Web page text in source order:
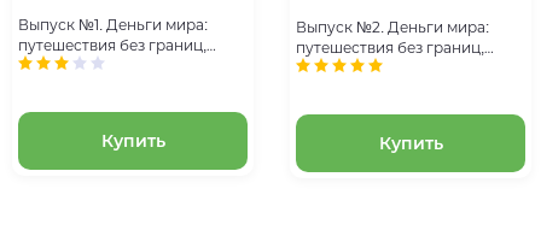
Выпуск №1. Деньги мира:
путешествия без границ,
банкнота 5 боливаров
Купить
Выпуск №2. Деньги мира:
путешествия без границ,
банкнота 1 рупия (Индия) и
Купить